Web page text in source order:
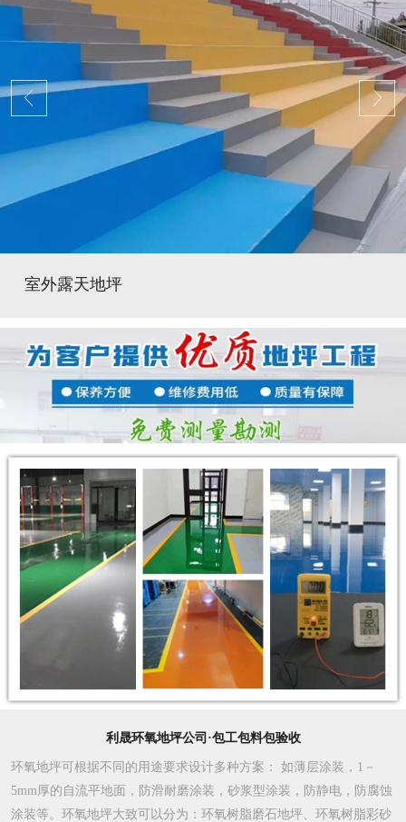
室外露天地坪
利晟环氧地坪公司·包工包料包验收
环氧地坪可根据不同的用途要求设计多种方案 ： 如薄层涂装，1－
5mm厚的自流平地面，防滑耐磨涂装，砂浆型涂装，防静电，防腐蚀
涂装等。环氧地坪大致可以分为：环氧树脂磨石地坪、环氧树脂彩砂